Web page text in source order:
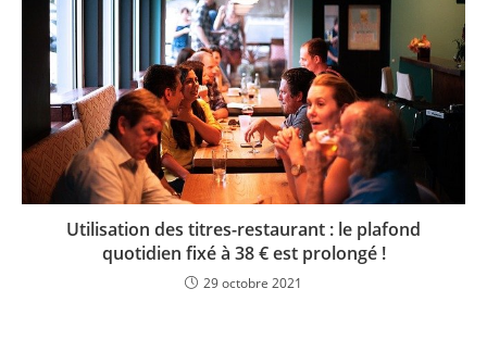
Utilisation des titres-restaurant : le plafond
quotidien fixé à 38 € est prolongé !
29 octobre 2021